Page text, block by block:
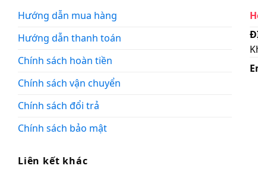
Hướng dẫn mua hàng
Hướng dẫn thanh toán
Chính sách hoàn tiền
Chính sách vận chuyển
Chính sách đổi trả
Chính sách bảo mật
Liên kết khác